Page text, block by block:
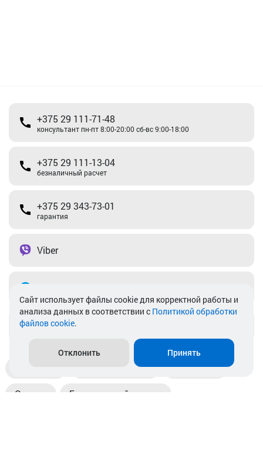
+375 29 111-71-48
консультант пн-пт 8:00-20:00 сб-вс 9:00-18:00
+375 29 111-13-04
безналичный расчет
+375 29 343-73-01
гарантия
Viber
info@akkamulik.by
Пункты выдачи Магазины
Оплата Безналичный расчет
Cайт использует файлы cookie для корректной работы и
анализа данных в соответствии с Политикой обработки
файлов cookie.
Отклонить Принять